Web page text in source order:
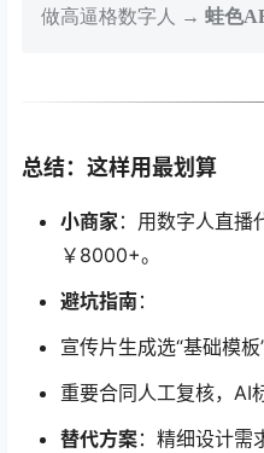
做高逼格数字人 → 蛙色
总结：这样用最划算
小商家 ：用数字人直播
￥8000+。
避坑指南：
宣传片生成选“基础模板
重要合同人工复核，AI
替代方案：精细设计需